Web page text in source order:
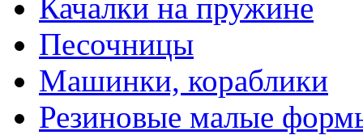
Качалки на пружине
Песочницы
Машинки, кораблики
Резиновые малые